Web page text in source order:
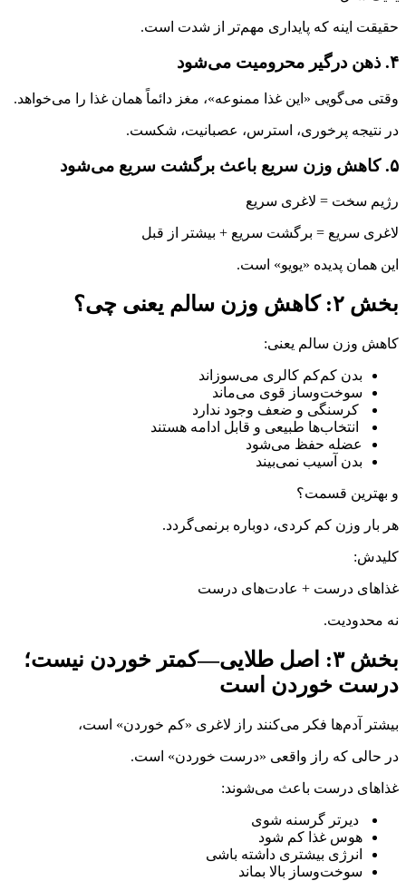
حقیقت اینه که پایداری مهم‌تر از شدت است.
۴. ذهن درگیر محرومیت می‌شود
وقتی می‌گویی «این غذا ممنوعه»، مغز دائماً همان غذا را می‌خواهد.
در نتیجه پرخوری، استرس، عصبانیت، شکست.
۵. کاهش وزن سریع باعث برگشت سریع می‌شود
رژیم سخت = لاغری سریع
لاغری سریع = برگشت سریع + بیشتر از قبل
این همان پدیده «یو‌یو» است.
بخش ۲: کاهش وزن سالم یعنی چی؟
کاهش وزن سالم یعنی:
بدن کم‌کم کالری می‌سوزاند
سوخت‌وساز قوی می‌ماند
كرسنگی و ضعف وجود ندارد
انتخاب‌ها طبیعی و قابل ادامه هستند
عضله حفظ می‌شود
بدن آسیب نمی‌بیند
و بهترین قسمت؟
هر بار وزن کم کردی، دوباره برنمی‌گردد.
کلیدش:
غذاهای درست + عادت‌های درست
نه محدودیت.
بخش ۳: اصل طلایی—کمتر خوردن نیست؛
درست خوردن است
بیشتر آدم‌ها فکر می‌کنند راز لاغری «کم خوردن» است،
در حالی که راز واقعی «درست خوردن» است.
غذاهای درست باعث می‌شوند:
دیرتر گرسنه شوی
هوس غذا کم شود
انرژی بیشتری داشته باشی
سوخت‌وساز بالا بماند